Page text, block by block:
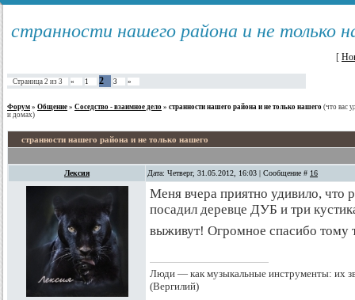
странности нашего района и не только
[
Страница 2 из 3 « 1 2 3 »
Форум » Общение » Соседство - взаимное дело » странности нашего района и не только нашего (что вас
и домах)
странности нашего района и не только нашего
Лексия Дата: Четверг, 31.05.2012, 16:03 | Сообщение # 16
Меня вчера приятно удивило, что
посадил деревце ДУБ и три
выживут! Огромное спасибо
Люди — как музыкальные инструменты: их
(Вергилий)